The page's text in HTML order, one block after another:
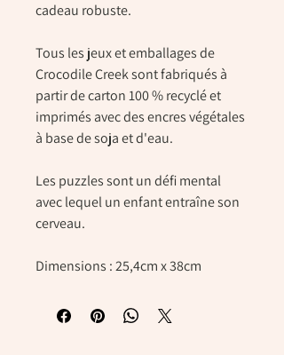
cadeau robuste.
Tous les jeux et emballages de
Crocodile Creek sont fabriqués à
partir de carton 100 % recyclé et
imprimés avec des encres végétales
à base de soja et d'eau.
Les puzzles sont un défi mental
avec lequel un enfant entraîne son
cerveau.
Dimensions : 25,4cm x 38cm